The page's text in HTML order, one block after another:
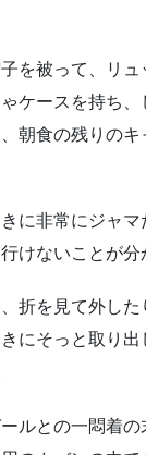
を被って、リ
ケースを持ち
朝食の残りの
に非常にジャ
けないことが
折を見て外し
にそっと取り
ルとの一悶着